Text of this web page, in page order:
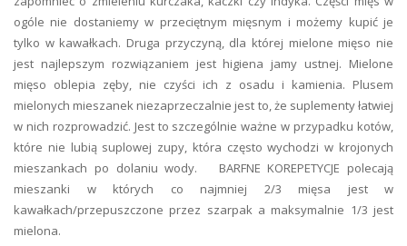
ogóle nie dostaniemy w przeciętnym mięsnym i możemy kupić je
tylko w kawałkach. Druga przyczyną, dla której mielone mięso nie
jest najlepszym rozwiązaniem jest higiena jamy ustnej. Mielone
mięso oblepia zęby, nie czyści ich z osadu i kamienia. Plusem
mielonych mieszanek niezaprzeczalnie jest to, że suplementy łatwiej
w nich rozprowadzić. Jest to szczególnie ważne w przypadku kotów,
które nie lubią suplowej zupy, która często wychodzi w krojonych
mieszankach po dolaniu wody. BARFNE KOREPETYCJE polecają
mieszanki w których co najmniej 2/3 mięsa jest w
kawałkach/przepuszczone przez szarpak a maksymalnie 1/3 jest
mielona.